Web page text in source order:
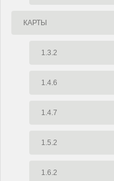
КАРТЫ
1.3.2
1.4.6
1.4.7
1.5.2
1.6.2